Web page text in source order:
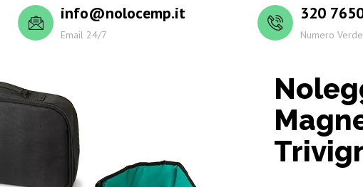
info@nolocemp.it
Email 24/7
320
Numero Verde